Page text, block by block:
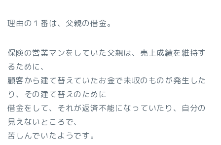
理由の１番は、父親の借金。
保険の営業マンをしていた父親は、売上成績を維持す
るために、
顧客から建て替えていたお金で未収のものが発生した
り、その建て替えのために
借金をして、それが返済不能になっていたり、自分の
見えないところで、
苦しんでいたようです。